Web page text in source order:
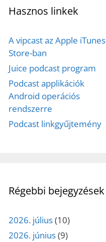
Hasznos linkek
A vipcast az Apple iTunes
Store-ban
Juice podcast program
Podcast applikációk
Android operációs
rendszerre
Podcast linkgyűjtemény
Régebbi bejegyzések
2026. július(10)
2026. június(9)